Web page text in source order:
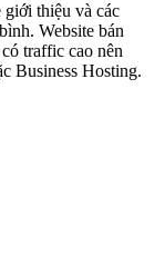
thiệu và các
Website bán
traffic cao nên
Business Hosting.